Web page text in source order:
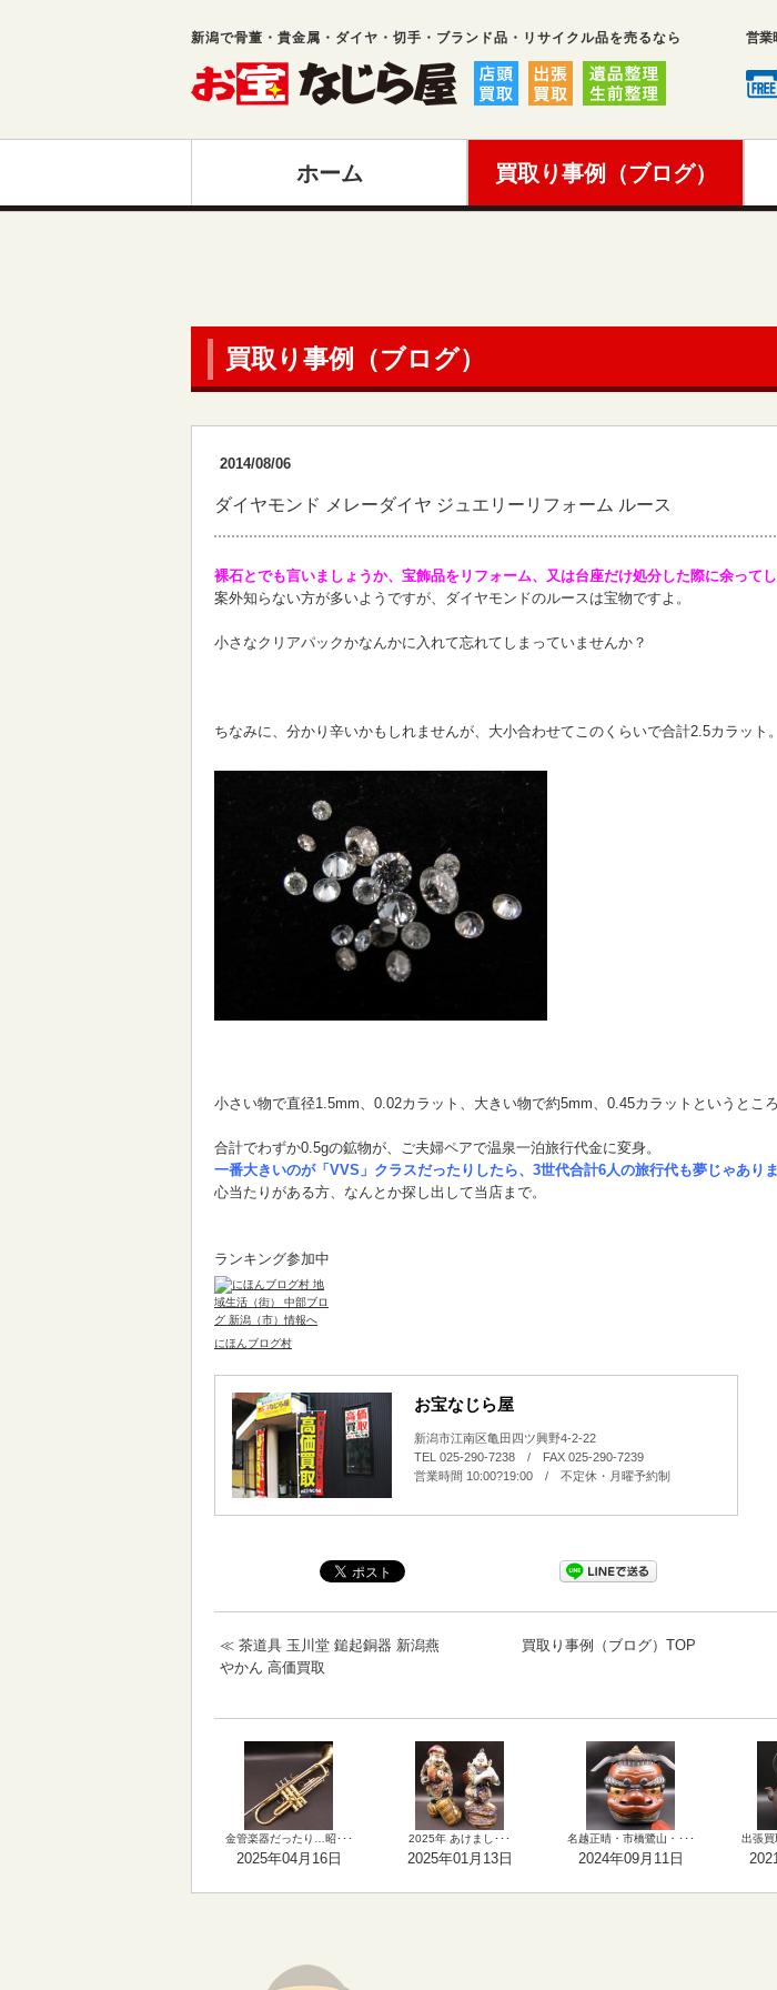
新潟で骨董・貴金属・ダイヤ・切手・ブランド品・リサイクル品を売るなら 営業
ホーム 買取り事例（ブログ）
買取り事例（ブログ）
2014/08/06
ダイヤモンド メレーダイヤ ジュエリーリフォーム ルース
裸石とでも言いましょうか、宝飾品をリフォーム、又は台座だけ処分した際に余って
案外知らない方が多いようですが、ダイヤモンドのルースは宝物ですよ。
小さなクリアパックかなんかに入れて忘れてしまっていませんか？
ちなみに、分かり辛いかもしれませんが、大小合わせてこのくらいで合計2.5カラット。
小さい物で直径1.5mm、0.02カラット、大きい物で約5mm、0.45カラットというところ
合計でわずか0.5gの鉱物が、ご夫婦ペアで温泉一泊旅行代金に変身。
一番大きいのが「VVS」クラスだったりしたら、3世代合計6人の旅行代も夢じゃありま
心当たりがある方、なんとか探し出して当店まで。
ランキング参加中
にほんブログ村
お宝なじら屋
新潟市江南区亀田四ツ興野4-2-22
TEL 025-290-7238 / FAX 025-290-7239
営業時間 10:00?19:00 / 不定休・月曜予約制
≪ 茶道具 玉川堂 鎚起銅器 新潟燕
やかん 高価買取
買取り事例（ブログ）TOP
金管楽器だったり…昭･･･
2025年04月16日
2025年 あけまし･･･
2025年01月13日
名越正晴・市橋鷺山・･･･
2024年09月11日
出張買